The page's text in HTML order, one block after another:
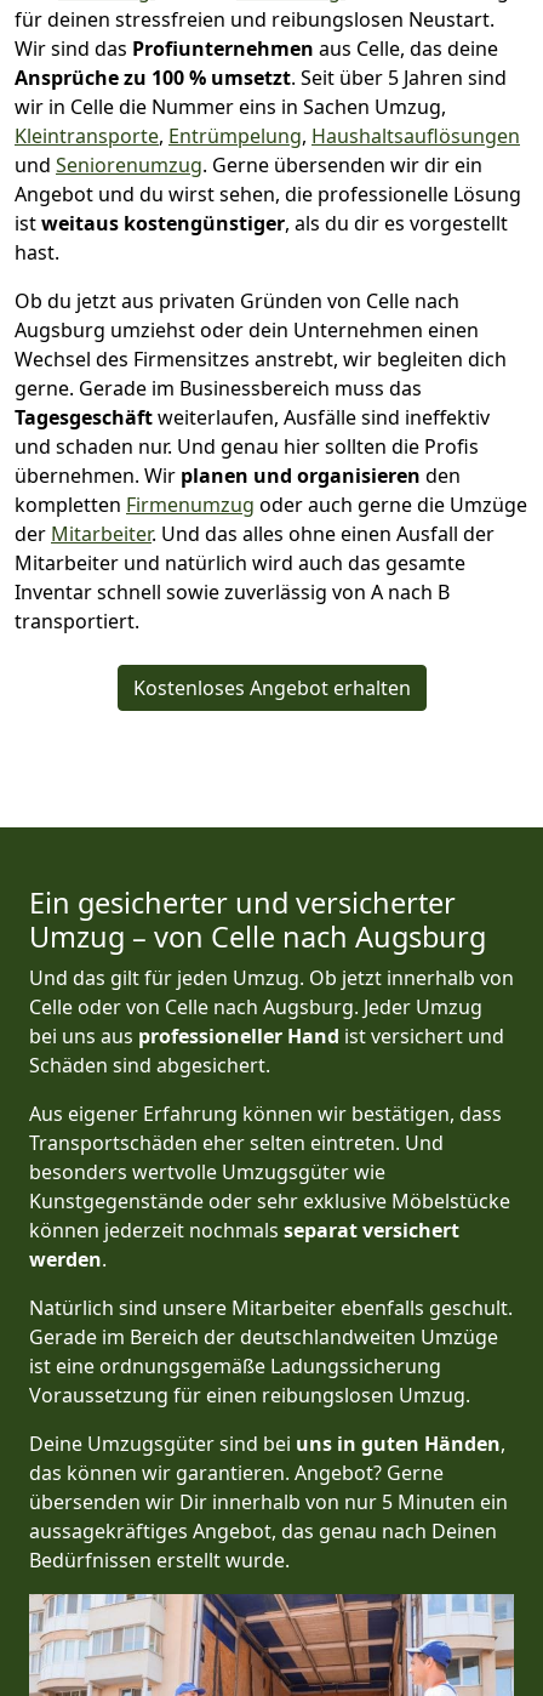
für deinen stressfreien und reibungslosen Neustart.
Wir sind das Profiunternehmen aus Celle, das deine
Ansprüche zu 100 % umsetzt. Seit über 5 Jahren sind
wir in Celle die Nummer eins in Sachen Umzug,
Kleintransporte, Entrümpelung, Haushaltsauflösungen
und Seniorenumzug. Gerne übersenden wir dir ein
Angebot und du wirst sehen, die professionelle Lösung
istweitaus kostengünstiger, als du dir es vorgestellt
hast.
Ob du jetzt aus privaten Gründen von Celle nach
Augsburg umziehst oder dein Unternehmen einen
Wechsel des Firmensitzes anstrebt, wir begleiten dich
gerne. Gerade im Businessbereich muss das
Tagesgeschäftweiterlaufen, Ausfälle sind ineffektiv
und schaden nur. Und genau hier sollten die Profis
übernehmen. Wir planen und organisieren den
kompletten Firmenumzug oder auch gerne die Umzüge
der Mitarbeiter. Und das alles ohne einen Ausfall der
Mitarbeiter und natürlich wird auch das gesamte
Inventar schnell sowie zuverlässig von A nach B
transportiert.
Kostenloses Angebot erhalten
Ein gesicherter und versicherter
Umzug – von Celle nach Augsburg
Und das gilt für jeden Umzug. Ob jetzt innerhalb von
Celle oder von Celle nach Augsburg. Jeder Umzug
bei uns aus professioneller Hand ist versichert und
Schäden sind abgesichert.
Aus eigener Erfahrung können wir bestätigen, dass
Transportschäden eher selten eintreten. Und
besonders wertvolle Umzugsgüter wie
Kunstgegenstände oder sehr exklusive Möbelstücke
können jederzeit nochmals separat versichert
werden.
Natürlich sind unsere Mitarbeiter ebenfalls geschult.
Gerade im Bereich der deutschlandweiten Umzüge
ist eine ordnungsgemäße Ladungssicherung
Voraussetzung für einen reibungslosen Umzug.
Deine Umzugsgüter sind bei uns in guten Händen,
das können wir garantieren. Angebot? Gerne
übersenden wir Dir innerhalb von nur 5 Minuten ein
aussagekräftiges Angebot, das genau nach Deinen
Bedürfnissen erstellt wurde.